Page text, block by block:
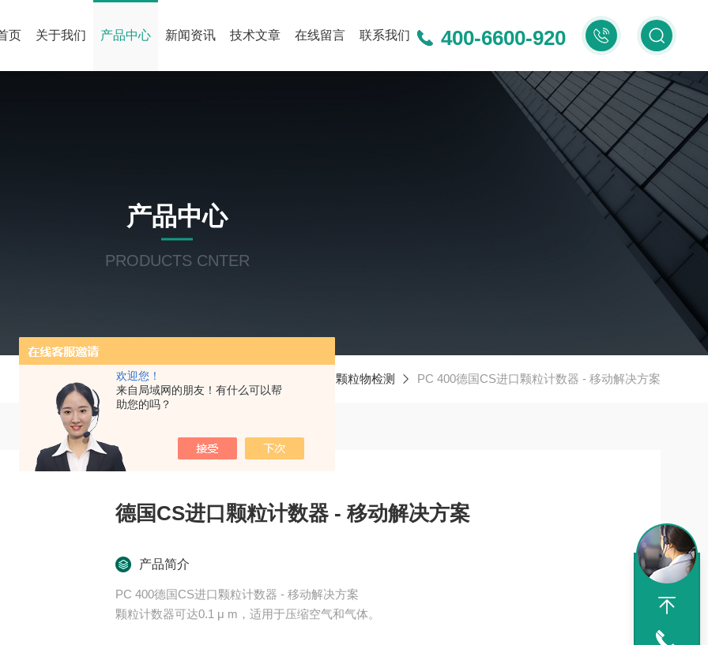
欢迎您！
来自局域网的朋友！有什么可以帮
助您的吗？
400-
6600-
920
400-6600-920
页 关于我们 产品中心 新闻资讯 技术文章 在线留言 联系我们
产品中心
PRODUCTS CNTER
首页 产品中心 颗粒物检测 PC 400德国CS进口颗粒计数器 - 移动解决方案
德国CS进口颗粒计数器 - 移动解决方案
产品简介
PC 400德国CS进口颗粒计数器 - 移动解决方案
颗粒计数器可达0.1 μ m，适用于压缩空气和气体。